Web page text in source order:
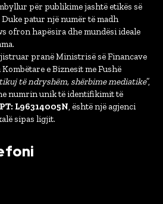
për publikime jashtë etikës së
patur një numër të madh
ofron hapësira dhe mundësi ideale
pranë Ministrisë së Financave
e Biznesit me Fushë
të ndryshëm, shërbime mediatike”,
numrin unik të identifikimit të
L96314005N, është një agjenci
sipas ligjit.